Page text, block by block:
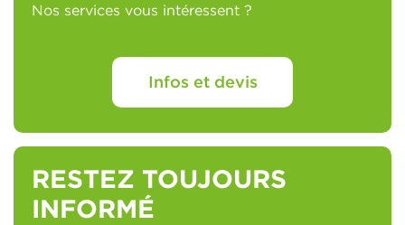
Nos services vous intéressent ?
Infos et devis
RESTEZ TOUJOURS
INFORMÉ